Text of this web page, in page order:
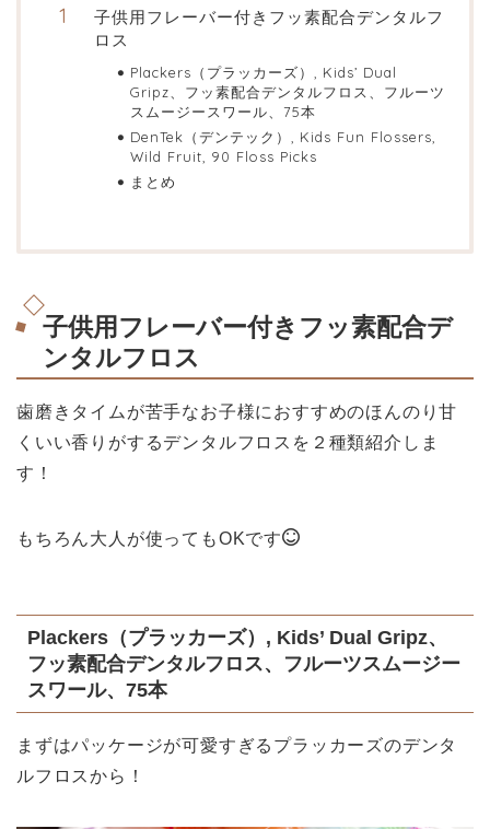
子供用フレーバー付きフッ素配合デンタルフ
ロス
Plackers（プラッカーズ）, Kids’ Dual
Gripz、フッ素配合デンタルフロス、フルーツ
スムージースワール、75本
DenTek（デンテック）, Kids Fun Flossers,
Wild Fruit, 90 Floss Picks
まとめ
子供用フレーバー付きフッ素配合デ
ンタルフロス
歯磨きタイムが苦手なお子様におすすめのほんのり甘
くいい香りがするデンタルフロスを２種類紹介しま
す！
もちろん大人が使ってもOKです
Plackers（プラッカーズ）, Kids’ Dual Gripz、
フッ素配合デンタルフロス、フルーツスムージー
スワール、75本
まずはパッケージが可愛すぎるプラッカーズのデンタ
ルフロスから！